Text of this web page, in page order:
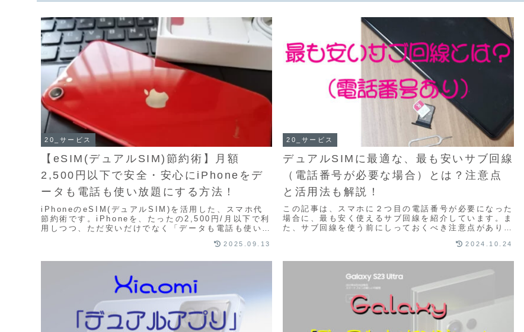
20_サービス
【eSIM(デュアルSIM)節約術】月額
2,500円以下で安全・安心にiPhoneをデ
ータも電話も使い放題にする方法！
iPhoneのeSIM(デュアルSIM)を活用した、スマホ代
節約術です。iPhoneを、たったの2,500円/月以下で利
用しつつ、ただ安いだけでなく「データも電話も使い放
2025.09.13
20_サービス
デュアルSIMに最適な、最も安いサブ回線
（電話番号が必要な場合）とは？注意点
と活用法も解説！
この記事は、スマホに２つ目の電話番号が必要になった
場合に、最も安く使えるサブ回線を紹介しています。ま
た、サブ回線を使う前にしっておくべき注意点がありま
2024.10.24